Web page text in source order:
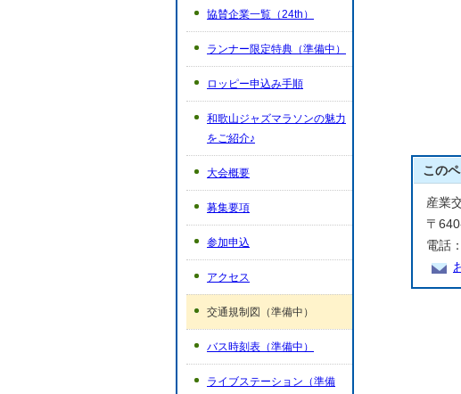
この
産業
〒
電話
協賛企業一覧（24th）
ランナー限定特典（準備中）
ロッピー申込み手順
和歌山ジャズマラソンの魅力
をご紹介♪
大会概要
募集要項
参加申込
アクセス
交通規制図（準備中）
バス時刻表（準備中）
ライブステーション（準備